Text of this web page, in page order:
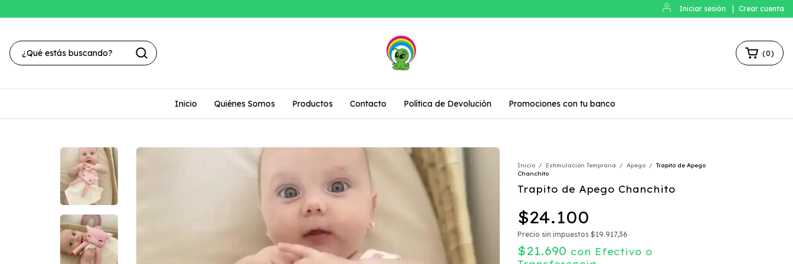
Iniciar sesión Crear cuenta
(0)
Inicio Quiénes Somos Productos Contacto Política de Devolución Promociones con tu banco
Inicio / Estimulación Temprana / Apego / Trapito de Apego
Chanchito
Trapito de Apego Chanchito
$24.100
Precio sin impuestos $19.917,36
$21.690 con Efectivo o